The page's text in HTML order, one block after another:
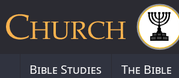
Bible Studies The Bible